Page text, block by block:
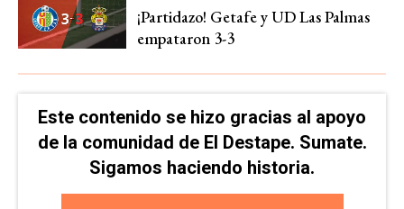
¡Partidazo! Getafe y UD Las Palmas
empataron 3-3
Este contenido se hizo gracias al apoyo
de la comunidad de El Destape. Sumate.
Sigamos haciendo historia.